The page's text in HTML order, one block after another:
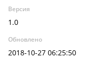
Версия
1.0
Обновлено
2018-10-27 06:25:50